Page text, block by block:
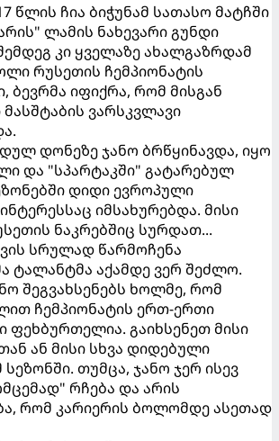
წლის ჩია ბიჭუნამ სათასო მატჩში
ლამის ნახევარი გუნდი
კი ყველაზე ახალგაზრდამ
რუსეთის ჩემპიონატის
ბევრმა იფიქრა, რომ მისგან
ვარსკვლავი
დონეზე ჯანო ბრწყინავდა, იყო
და "სპარტაკში" გატარებულ
დიდი ევროპული
იმსახურებდა. მისი
ნაკრებშიც სურდათ...
სრულად წარმოჩენა
ტალანტმა აქამდე ვერ შეძლო.
შეგვახსენებს ხოლმე, რომ
ჩემპიონატის ერთ-ერთი
ფეხბურთელია. გაიხსენეთ მისი
ან მისი სხვა დიდებული
თუმცა, ჯანო ჯერ ისევ
რჩება და არის
რომ კარიერის ბოლომდე ასეთად